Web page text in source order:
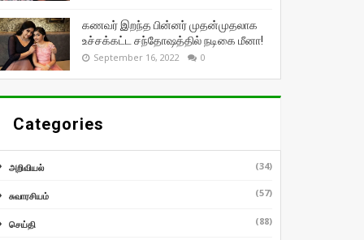
கணவர் இறந்த பின்னர் முதன்முதலாக
உச்சக்கட்ட சந்தோஷத்தில் நடிகை மீனா!
September 16, 2022 0
Categories
அறிவியல் (34)
சுவாரசியம் (57)
செய்தி (88)